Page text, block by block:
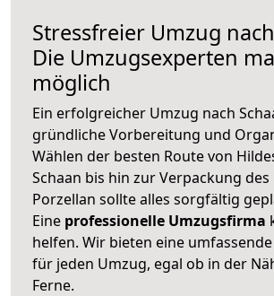
Stressfreier Umzug
Die Umzugsexperten
möglich
Ein erfolgreicher Umzug nach
gründliche Vorbereitung und
Wählen der besten Route von
Schaan bis hin zur Verpackung des
Porzellan sollte alles sorgfältig
Eine professionelle Umzugsfirma
helfen. Wir bieten eine umfassende
für jeden Umzug, egal ob in der
Ferne.